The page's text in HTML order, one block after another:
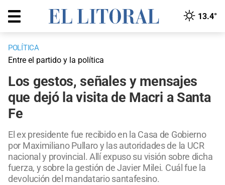
13.4°
POLÍTICA
Entre el partido y la política
Los gestos, señales y mensajes
que dejó la visita de Macri a Santa
Fe
El ex presidente fue recibido en la Casa de Gobierno
por Maximiliano Pullaro y las autoridades de la UCR
nacional y provincial. Allí expuso su visión sobre dicha
fuerza, y sobre la gestión de Javier Milei. Cuál fue la
devolución del mandatario santafesino.